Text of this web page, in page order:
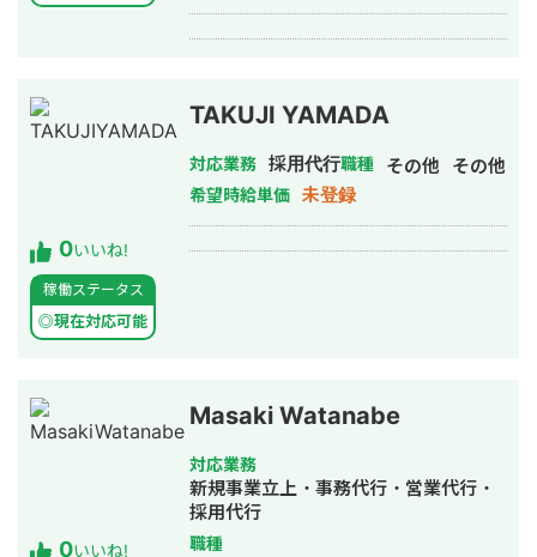
0いいね!
稼働ステータス
◎現在対応可能
TAKUJI YAMADA
対応業務 採用代行職種 その他 その他
希望時給単価 未登録
0いいね!
Masaki Watanabe
対応業務
新規事業立上・事務代行・営業代行・
採用代行
職種